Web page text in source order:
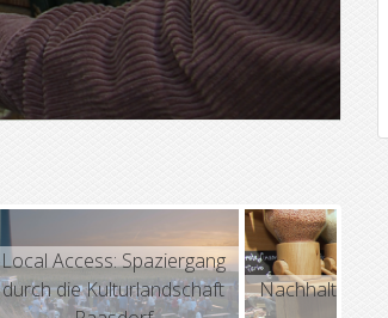
Local Access: Spaziergang
durch die Kulturlandschaft
Nachhaltig